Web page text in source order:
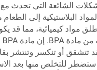
الشائعة التي تحدث مع
البلاستيكية إلى
مواد كيميائية، مما
تتشقق أو تنكسر وتنتشر
للتخلص منها بعد